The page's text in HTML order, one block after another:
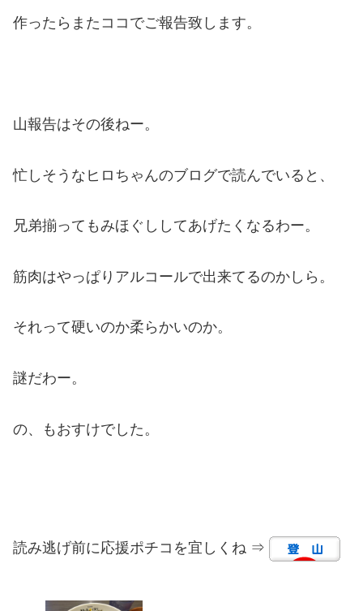
作ったらまたココでご報告致します。
山報告はその後ねー。
忙しそうなヒロちゃんのブログで読んでいると、
兄弟揃ってもみほぐししてあげたくなるわー。
筋肉はやっぱりアルコールで出来てるのかしら。
それって硬いのか柔らかいのか。
謎だわー。
の、もおすけでした。
読み逃げ前に応援ポチコを宜しくね ⇒